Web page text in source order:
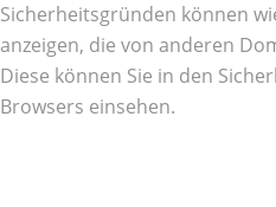
Sicherheitsgründen können
anzeigen, die von anderen
Diese können Sie in den
Browsers einsehen.